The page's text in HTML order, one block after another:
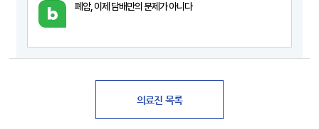
폐암, 이제 담배만의 문제가 아니다